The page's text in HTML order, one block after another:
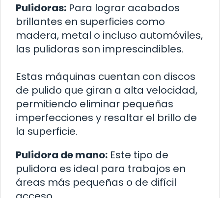
Pulidoras: Para lograr acabados
brillantes en superficies como
madera, metal o incluso automóviles,
las pulidoras son imprescindibles.
Estas máquinas cuentan con discos
de pulido que giran a alta velocidad,
permitiendo eliminar pequeñas
imperfecciones y resaltar el brillo de
la superficie.
Pulidora de mano: Este tipo de
pulidora es ideal para trabajos en
áreas más pequeñas o de difícil